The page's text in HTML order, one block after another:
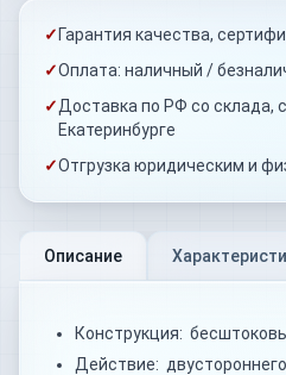
✓ Гарантия качества,
✓Оплата: наличный /
✓Доставка по РФ со склада,
Екатеринбурге
✓Отгрузка юридическим и
Описание
Конструкция:
Действие: